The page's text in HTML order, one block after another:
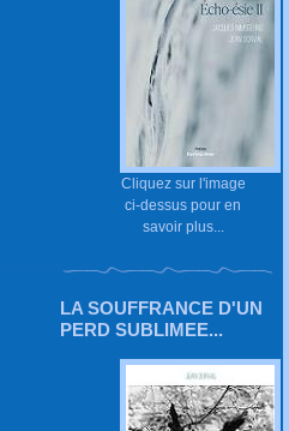
Cliquez sur l'image
ci-dessus pour en
savoir plus...
LA SOUFFRANCE D'UN
PERD SUBLIMEE...